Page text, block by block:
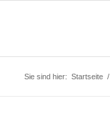
Sie sind hier: Startseite /